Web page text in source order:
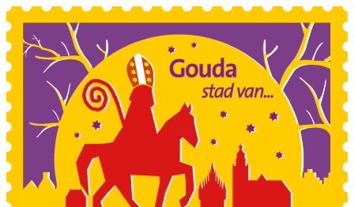
Sla de navigatie over en ga naar de inhoud